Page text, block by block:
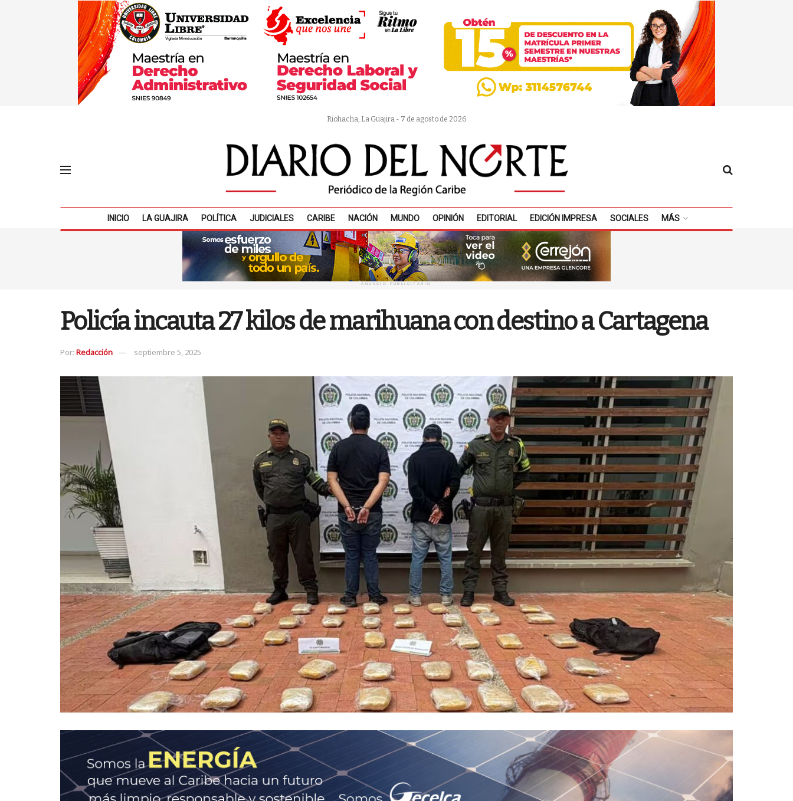
Riohacha, La Guajira - 7 de agosto de 2026
INICIO LA GUAJIRA POLÍTICA JUDICIALES CARIBE NACIÓN MUNDO OPINIÓN EDITORIAL EDICIÓN IMPRESA SOCIALES MÁS
ANUNCIO PUBLICITARIO
Policía incauta 27 kilos de marihuana con destino a Cartagena
Por: Redacción septiembre 5, 2025